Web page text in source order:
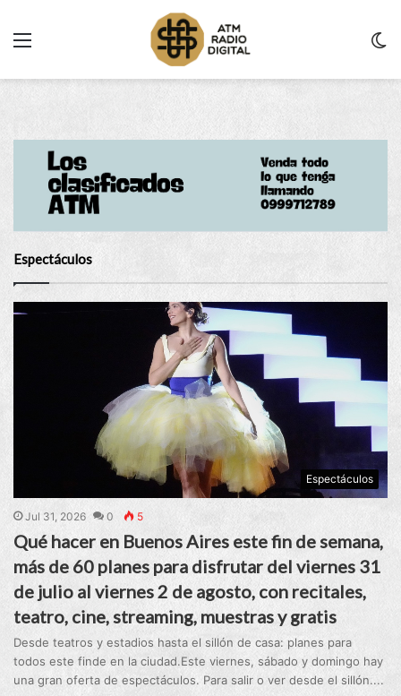
Espectáculos
Espectáculos
Jul 31, 2026 0 5
Qué hacer en Buenos Aires este fin de semana,
más de 60 planes para disfrutar del viernes 31
de julio al viernes 2 de agosto, con recitales,
teatro, cine, streaming, muestras y gratis
Desde teatros y estadios hasta el sillón de casa: planes para
todos este finde en la ciudad.Este viernes, sábado y domingo hay
una gran oferta de espectáculos. Para salir o ver desde el sillón....